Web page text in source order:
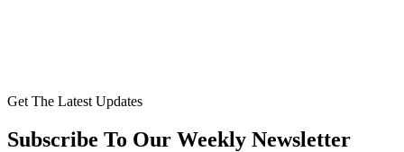
Get The Latest Updates
Subscribe To Our Weekly Newsletter